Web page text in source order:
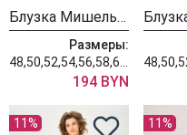
Блузка Мишель Шик 802 красный
Размеры:
194 BYN
11% 11%